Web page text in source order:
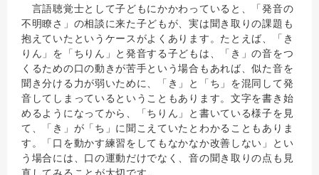
言語聴覚士として子どもにかかわっていると、「発音の
不明瞭さ」の相談に来た子どもが、実は聞き取りの課題も
抱えていたというケースがよくあります。たとえば、「き
りん」を「ちりん」と発音する子どもは、「き」の音をつ
くるための口の動きが苦手という場合もあれば、似た音を
聞き分ける力が弱いために、「き」と「ち」を混同して発
音してしまっているということもあります。文字を書き始
めるようになってから、「ちりん」と書いている様子を見
て、「き」が「ち」に聞こえていたとわかることもありま
す。「口を動かす練習をしてもなかなか改善しない」とい
う場合には、口の運動だけでなく、音の聞き取りの点も見
直してみることが大切です。